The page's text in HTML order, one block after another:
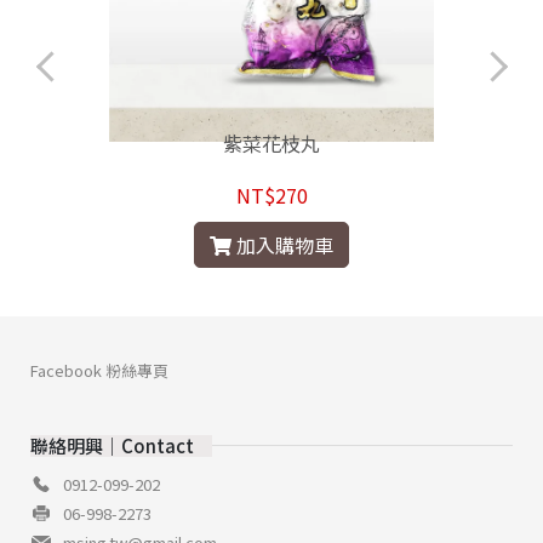
紫菜花枝丸
NT$270
加入購物車
聯絡明興│Contact
0912-099-202
06-998-2273
Facebook 粉絲專頁